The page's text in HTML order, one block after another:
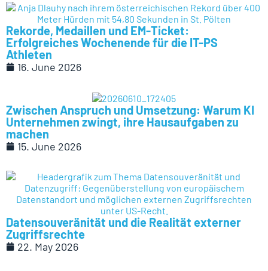
Rekorde, Medaillen und EM-Ticket:
Erfolgreiches Wochenende für die IT-PS
Athleten
16. June 2026
Zwischen Anspruch und Umsetzung: Warum KI
Unternehmen zwingt, ihre Hausaufgaben zu
machen
15. June 2026
Datensouveränität und die Realität externer
Zugriffsrechte
22. May 2026